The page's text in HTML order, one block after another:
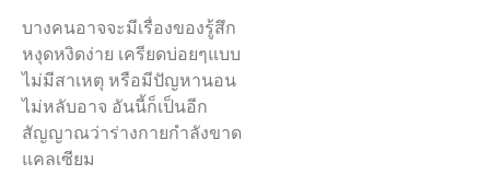
บางคนอาจจะมีเรื่องของรู้สึก
หงุดหงิดง่าย เครียดบ่อยๆแบบ
ไม่มีสาเหตุ หรือมีปัญหานอน
ไม่หลับอาจ อันนี้ก็เป็นอีก
สัญญาณว่าร่างกายกำลังขาด
แคลเซียม